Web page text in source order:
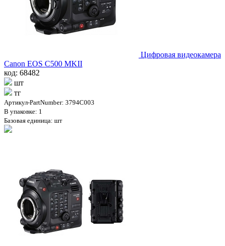
Цифровая видеокамера
Canon EOS C500 MKII
код: 68482
шт
тг
Артикул-PartNumber: 3794C003
В упаковке: 1
Базовая единица: шт